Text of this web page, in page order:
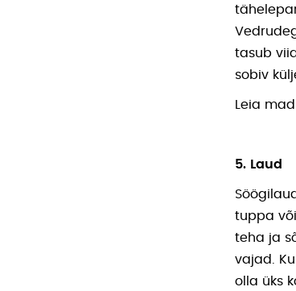
tasub
sobiv
Leia
5. Laud
tuppa
teha ja
vajad.
olla üks